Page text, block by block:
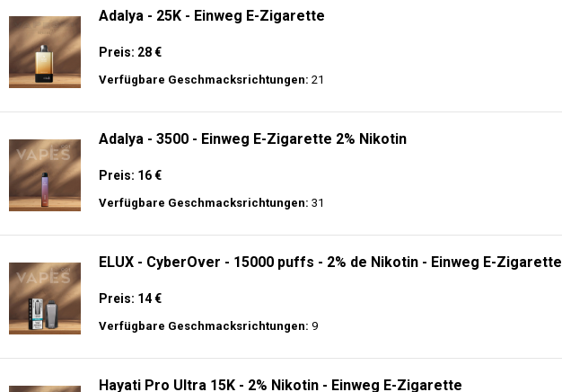
Adalya - 25K - Einweg E-Zigarette
Preis: 28 €
Verfügbare Geschmacksrichtungen: 21
Adalya - 3500 - Einweg E-Zigarette 2% Nikotin
Preis: 16 €
Verfügbare Geschmacksrichtungen: 31
ELUX - CyberOver - 15000 puffs - 2% de Nikotin - Einweg E-Zigarette
Preis: 14 €
Verfügbare Geschmacksrichtungen: 9
Hayati Pro Ultra 15K - 2% Nikotin - Einweg E-Zigarette